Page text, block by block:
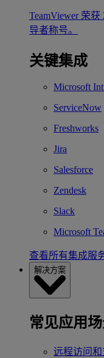
TeamViewer 荣
导者称号。
关键集成
Microsoft
ServiceNow
Freshworks
Jira
Salesforce
Zendesk
Slack
Microsoft
查看所有集成服
解决方案
常见应用
远程访问